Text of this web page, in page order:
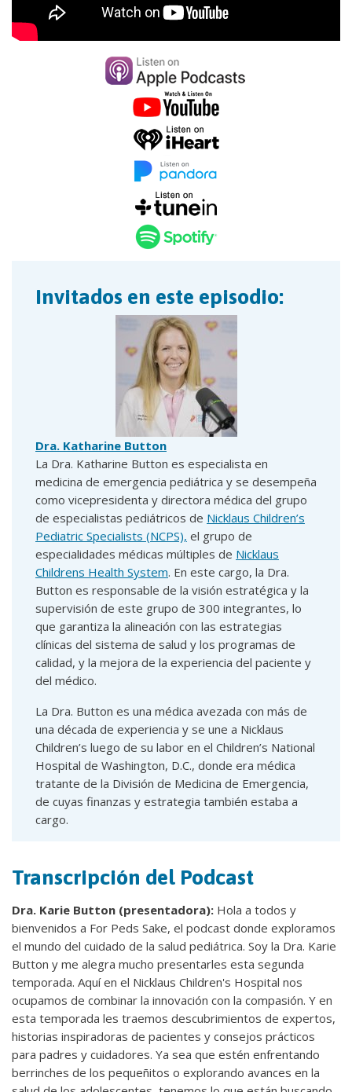
Invitados en este episodio:
Dra. Katharine Button
La Dra. Katharine Button es especialista en
medicina de emergencia pediátrica y se desempeña
como vicepresidenta y directora médica del grupo
de especialistas pediátricos de Nicklaus Children’s
Pediatric Specialists (NCPS), el grupo de
especialidades médicas múltiples de Nicklaus
Childrens Health System. En este cargo, la Dra.
Button es responsable de la visión estratégica y la
supervisión de este grupo de 300 integrantes, lo
que garantiza la alineación con las estrategias
clínicas del sistema de salud y los programas de
calidad, y la mejora de la experiencia del paciente y
del médico.
La Dra. Button es una médica avezada con más de
una década de experiencia y se une a Nicklaus
Children’s luego de su labor en el Children’s National
Hospital de Washington, D.C., donde era médica
tratante de la División de Medicina de Emergencia,
de cuyas finanzas y estrategia también estaba a
cargo.
Transcripción del Podcast
Dra. Karie Button (presentadora): Hola a todos y
bienvenidos a For Peds Sake, el podcast donde exploramos
el mundo del cuidado de la salud pediátrica. Soy la Dra. Karie
Button y me alegra mucho presentarles esta segunda
temporada. Aquí en el Nicklaus Children's Hospital nos
ocupamos de combinar la innovación con la compasión. Y en
esta temporada les traemos descubrimientos de expertos,
historias inspiradoras de pacientes y consejos prácticos
para padres y cuidadores. Ya sea que estén enfrentando
berrinches de los pequeñitos o explorando avances en la